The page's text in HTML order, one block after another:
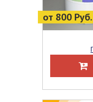
от 800 Руб.